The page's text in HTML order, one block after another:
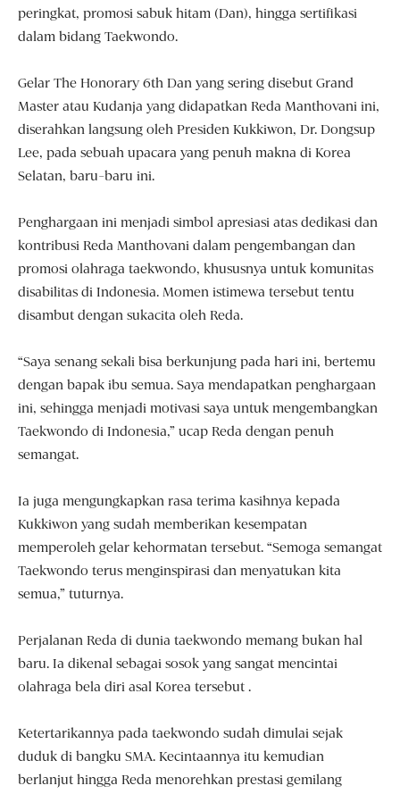
peringkat, promosi sabuk hitam (Dan), hingga sertifikasi
dalam bidang Taekwondo.
Gelar The Honorary 6th Dan yang sering disebut Grand
Master atau Kudanja yang didapatkan Reda Manthovani ini,
diserahkan langsung oleh Presiden Kukkiwon, Dr. Dongsup
Lee, pada sebuah upacara yang penuh makna di Korea
Selatan, baru-baru ini.
Penghargaan ini menjadi simbol apresiasi atas dedikasi dan
kontribusi Reda Manthovani dalam pengembangan dan
promosi olahraga taekwondo, khususnya untuk komunitas
disabilitas di Indonesia. Momen istimewa tersebut tentu
disambut dengan sukacita oleh Reda.
“Saya senang sekali bisa berkunjung pada hari ini, bertemu
dengan bapak ibu semua. Saya mendapatkan penghargaan
ini, sehingga menjadi motivasi saya untuk mengembangkan
Taekwondo di Indonesia,” ucap Reda dengan penuh
semangat.
Ia juga mengungkapkan rasa terima kasihnya kepada
Kukkiwon yang sudah memberikan kesempatan
memperoleh gelar kehormatan tersebut. “Semoga semangat
Taekwondo terus menginspirasi dan menyatukan kita
semua,” tuturnya.
Perjalanan Reda di dunia taekwondo memang bukan hal
baru. Ia dikenal sebagai sosok yang sangat mencintai
olahraga bela diri asal Korea tersebut .
Ketertarikannya pada taekwondo sudah dimulai sejak
duduk di bangku SMA. Kecintaannya itu kemudian
berlanjut hingga Reda menorehkan prestasi gemilang